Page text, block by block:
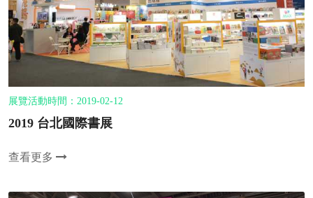
展覽活動時間：2019-02-12
2019 台北國際書展
查看更多